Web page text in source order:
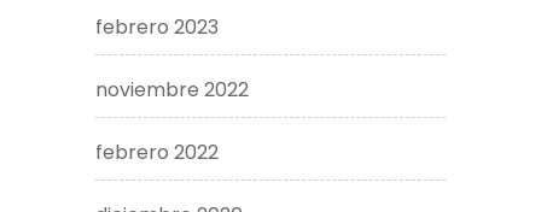
febrero 2023
noviembre 2022
febrero 2022